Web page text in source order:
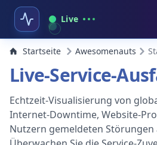
Live
Startseite Awesomenauts
Live-Service-
Echtzeit-Visualisierung von
Internet-Downtime, Website-
Nutzern gemeldeten Störungen